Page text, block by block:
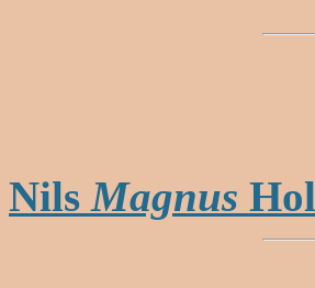
NilsMagnus